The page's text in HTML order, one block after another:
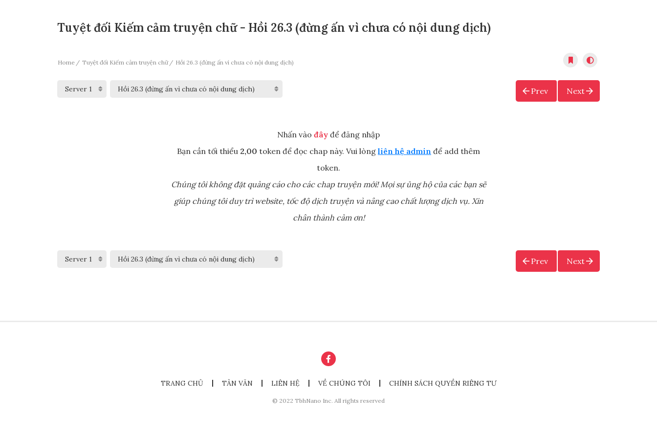
Tuyệt đối Kiếm cảm truyện chữ - Hồi 26.3 (đừng ấn vì chưa có nội dung dịch)
Home Tuyệt đối Kiếm cảm truyện chữ Hồi 26.3 (đừng ấn vì chưa có nội dung dịch)
Prev Next
Nhấn vào đây để đăng nhập
Bạn cần tối thiểu 2,00 token để đọc chap này. Vui lòng liên hệ admin để add thêm
token.
Chúng tôi không đặt quảng cáo cho các chap truyện mới! Mọi sự ủng hộ của các bạn sẽ
giúp chúng tôi duy trì website, tốc độ dịch truyện và nâng cao chất lượng dịch vụ. Xin
chân thành cảm ơn!
Prev Next
TRANG CHỦ TẢN VĂN LIÊN HỆ VỀ CHÚNG TÔI CHÍNH SÁCH QUYỀN RIÊNG TƯ
© 2022 TbhNano Inc. All rights reserved